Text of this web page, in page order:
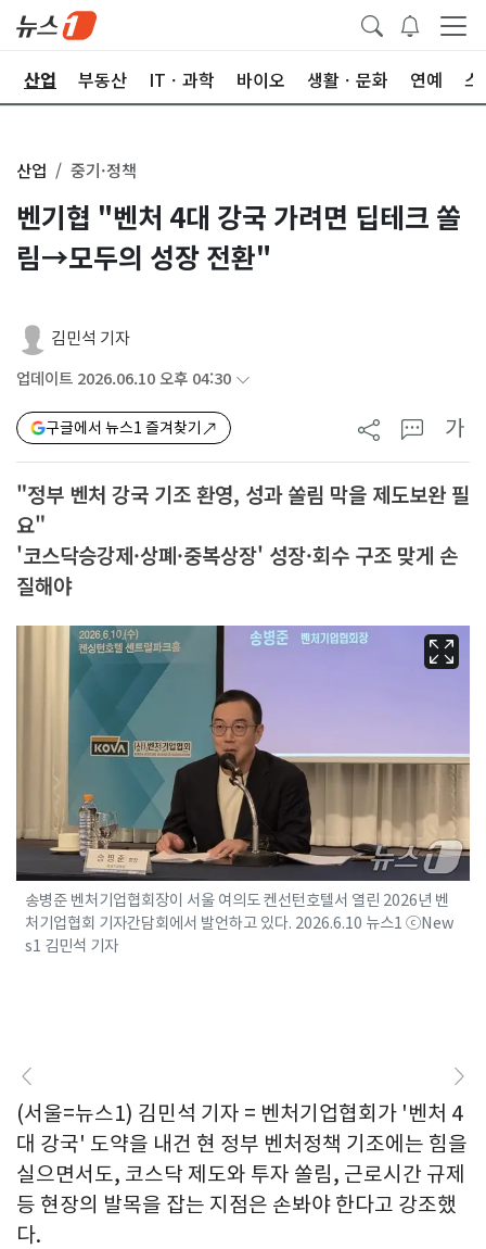
산업 부동산 ITㆍ과학 바이오 생활ㆍ문화 연예 스
산업 중기·정책
벤기협 "벤처 4대 강국 가려면 딥테크 쏠
림→모두의 성장 전환"
김민석 기자
업데이트 2026.06.10 오후 04:30
구글에서 뉴스1 즐겨찾기 가
"정부 벤처 강국 기조 환영, 성과 쏠림 막을 제도보완 필
요"
'코스닥승강제·상폐·중복상장' 성장·회수 구조 맞게 손
질해야
송병준 벤처기업협회장이 서울 여의도 켄선턴호텔서 열린 2026년 벤
처기업협회 기자간담회에서 발언하고 있다. 2026.6.10 뉴스1 ⓒNew
s1 김민석 기자
(서울=뉴스1) 김민석 기자 = 벤처기업협회가 '벤처 4
대 강국' 도약을 내건 현 정부 벤처정책 기조에는 힘을
실으면서도, 코스닥 제도와 투자 쏠림, 근로시간 규제
등 현장의 발목을 잡는 지점은 손봐야 한다고 강조했
다.